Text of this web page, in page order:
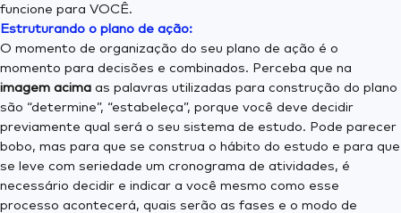
funcione para VOCÊ.
Estruturando o plano de ação:
O momento de organização do seu plano de ação é o
momento para decisões e combinados. Perceba que na
imagem acima as palavras utilizadas para construção do plano
são “determine”, “estabeleça”, porque você deve decidir
previamente qual será o seu sistema de estudo. Pode parecer
bobo, mas para que se construa o hábito do estudo e para que
se leve com seriedade um cronograma de atividades, é
necessário decidir e indicar a você mesmo como esse
processo acontecerá, quais serão as fases e o modo de